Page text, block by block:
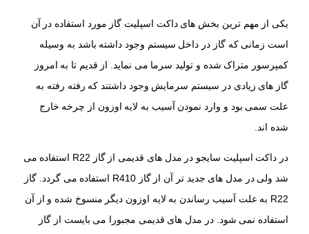
یکی از مهم ترین بخش های داکت اسپلیت گاز مورد استفاده در آن
است زمانی که گاز در داخل سیستم وجود داشته باشد به وسیله
کمپرسور متراک شده و تولید سرما می نماید. از قدیم تا به امروز
گاز های زیادی در سیستم سرمایش وجود داشتند که رفته رفته به
علت سمی بود و وارد نمودن آسیب به لایه اوزون از چرخه خارج
شده اند.
در داکت اسپلیت سایجو در مدل های قدیمی از گاز R22 استفاده می
شد ولی در مدل های جدید تر آن از گاز R410 استفاده می گردد. گاز
R22 به علت آسیب رساندن به لایه اوزون دیگر منسوخ شده و از آن
استفاده نمی شود. در مدل های قدیمی مجبورا می بایست از گاز